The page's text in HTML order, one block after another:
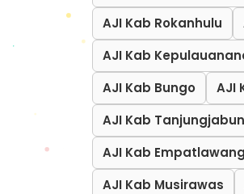
AJI Kab Rokanhulu
AJI Kab
AJI Kab Bungo
AJI
AJI Kab
AJI Kab Empatlawang
AJI Kab Musirawas